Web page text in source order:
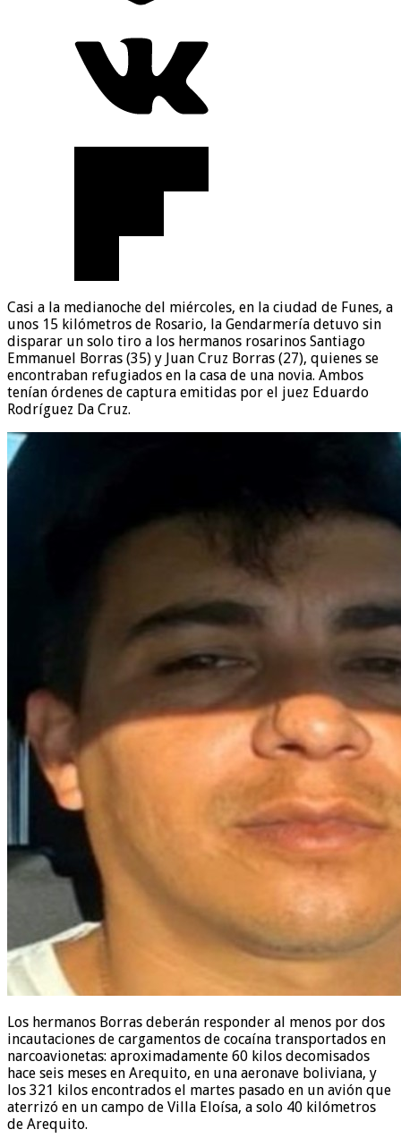
Casi a la medianoche del miércoles, en la ciudad de Funes, a
unos 15 kilómetros de Rosario, la Gendarmería detuvo sin
disparar un solo tiro a los hermanos rosarinos Santiago
Emmanuel Borras (35) y Juan Cruz Borras (27), quienes se
encontraban refugiados en la casa de una novia. Ambos
tenían órdenes de captura emitidas por el juez Eduardo
Rodríguez Da Cruz.
Los hermanos Borras deberán responder al menos por dos
incautaciones de cargamentos de cocaína transportados en
narcoavionetas: aproximadamente 60 kilos decomisados
hace seis meses en Arequito, en una aeronave boliviana, y
los 321 kilos encontrados el martes pasado en un avión que
aterrizó en un campo de Villa Eloísa, a solo 40 kilómetros
de Arequito.